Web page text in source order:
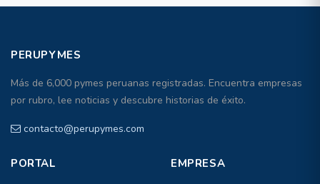
PERUPYMES
Más de 6,000 pymes peruanas registradas. Encuentra empresas
por rubro, lee noticias y descubre historias de éxito.
contacto@perupymes.com
PORTAL EMPRESA